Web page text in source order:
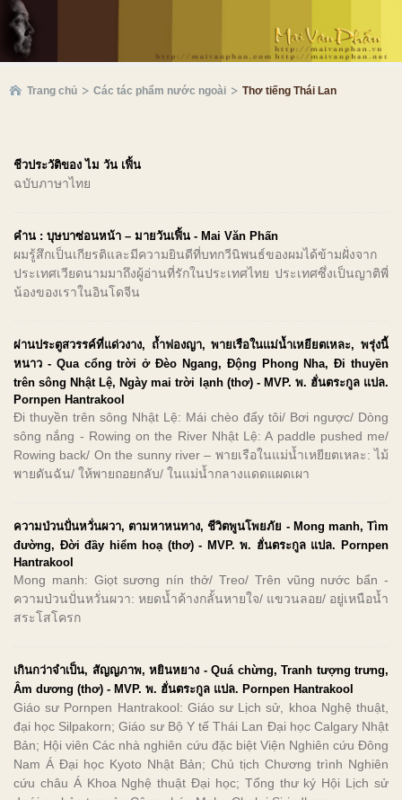
Trang chủ Các tác phẩm nước ngoài Thơ tiếng Thái Lan
ชีวประวัติของ ไม วัน เฟิ้น
ฉบับภาษาไทย
คำน : บุษบาซ่อนหน้า – มายวันเฟิ้น - Mai Văn Phấn
ผมรู้สึกเป็นเกียรติและมีความยินดีที่บทกวีนิพนธ์ของผมได้ข้ามฝั่งจาก
ประเทศเวียดนามมาถึงผู้อ่านที่รักในประเทศไทย ประเทศซึ่งเป็นญาติพี่
น้องของเราในอินโดจีน
ผ่านประตูสวรรค์ที่แด่วงาง, ถ้ำฟองญา, พายเรือในแม่น้ำเหยียตเหละ, พรุ่งนี้
หนาว - Qua cổng trời ở Đèo Ngang, Động Phong Nha, Đi thuyền
trên sông Nhật Lệ, Ngày mai trời lạnh (thơ) - MVP. พ. ฮั่นตระกูล แปล.
Pornpen Hantrakool
Đi thuyền trên sông Nhật Lệ: Mái chèo đẩy tôi/ Bơi ngược/ Dòng
sông nắng - Rowing on the River Nhật Lệ: A paddle pushed me/
Rowing back/ On the sunny river – พายเรือในแม่น้ำเหยียตเหละ: ไม้
พายดันฉัน/ ให้พายถอยกลับ/ ในแม่น้ำกลางแดดแผดเผา
ความป่วนปั่นหวั่นผวา, ตามหาหนทาง, ชีวิตพูนโพยภัย - Mong manh, Tìm
đường, Đời đầy hiểm hoạ (thơ) - MVP. พ. ฮั่นตระกูล แปล. Pornpen
Hantrakool
Mong manh: Giọt sương nín thở/ Treo/ Trên vũng nước bẩn -
ความป่วนปั่นหวั่นผวา: หยดน้ำค้างกลั้นหายใจ/ แขวนลอย/ อยู่เหนือน้ำ
สระโสโครก
เกินกว่าจำเป็น, สัญญภาพ, หยินหยาง - Quá chừng, Tranh tượng trưng,
Âm dương (thơ) - MVP. พ. ฮั่นตระกูล แปล. Pornpen Hantrakool
Giáo sư Pornpen Hantrakool: Giáo sư Lịch sử, khoa Nghệ thuật,
đại học Silpakorn; Giáo sư Bộ Y tế Thái Lan Đại học Calgary Nhật
Bản; Hội viên Các nhà nghiên cứu đặc biệt Viện Nghiên cứu Đông
Nam Á Đại học Kyoto Nhật Bản; Chủ tịch Chương trình Nghiên
cứu châu Á Khoa Nghệ thuật Đại học; Tổng thư ký Hội Lịch sử